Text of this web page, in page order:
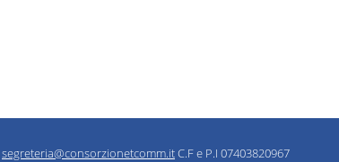
segreteria@consorzionetcomm.itC.F e P.I 07403820967